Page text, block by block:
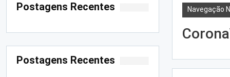
Navegação
Postagens Recentes
Postagens Recentes